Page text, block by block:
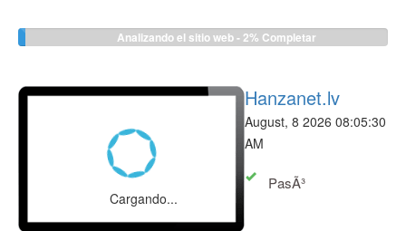
Analizando el sitio web - 2% Completar
Cargando...
Hanzanet.lv
August, 8 2026 08:05:30
AM
PasÃ³